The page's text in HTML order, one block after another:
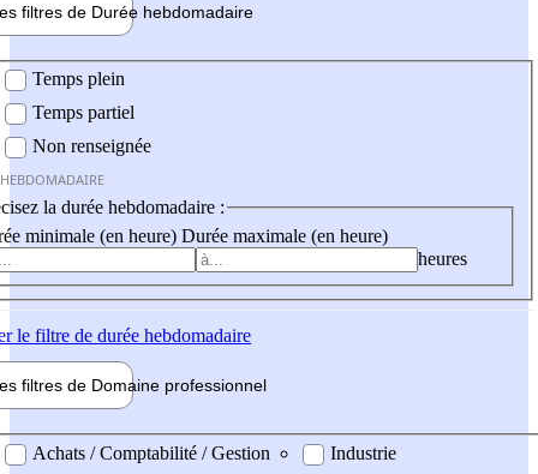
filtres de Durée hebdomadaire
Temps plein
Temps partiel
Non renseignée
la durée hebdomadaire :
minimale (en heure) Durée maximale (en heure)
heures
le filtre de durée hebdomadaire
filtres de Domaine professionnel
professionel
Achats / Comptabilité / Gestion
Industrie